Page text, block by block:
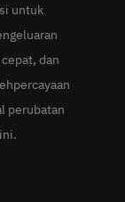
untuk
dan
perubatan